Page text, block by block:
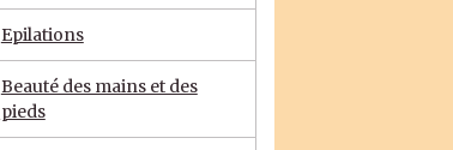
Epilations
Beauté des mains et des
pieds